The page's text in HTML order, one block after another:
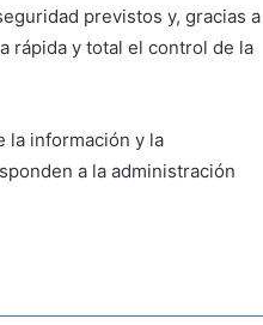
previstos y, gracias a
rápida y total el control de la
la información y la
a la administración